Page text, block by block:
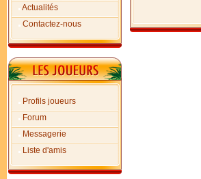
Actualités
Contactez-nous
Profils joueurs
Forum
Messagerie
Liste d'amis